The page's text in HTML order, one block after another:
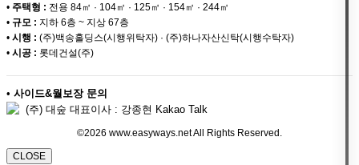
• 주택형 : 전용 84㎡ · 104㎡ · 125㎡ · 154㎡ · 244㎡
• 규모 : 지하 6층 ~ 지상 67층
• 시행 : (주)백송홀딩스(시행위탁자) · (주)하나자산신탁(시행수탁자)
• 시공 : 롯데건설(주)
• 사이드&월보장 문의
(주) 대숲 대표이사 : 강종현 Kakao Talk
©2026 www.easyways.net All Rights Reserved.
CLOSE